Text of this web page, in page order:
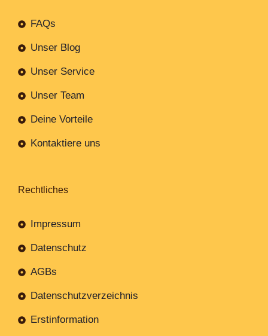
FAQs
Unser Blog
Unser Service
Unser Team
Deine Vorteile
Kontaktiere uns
Rechtliches
Impressum
Datenschutz
AGBs
Datenschutzverzeichnis
Erstinformation